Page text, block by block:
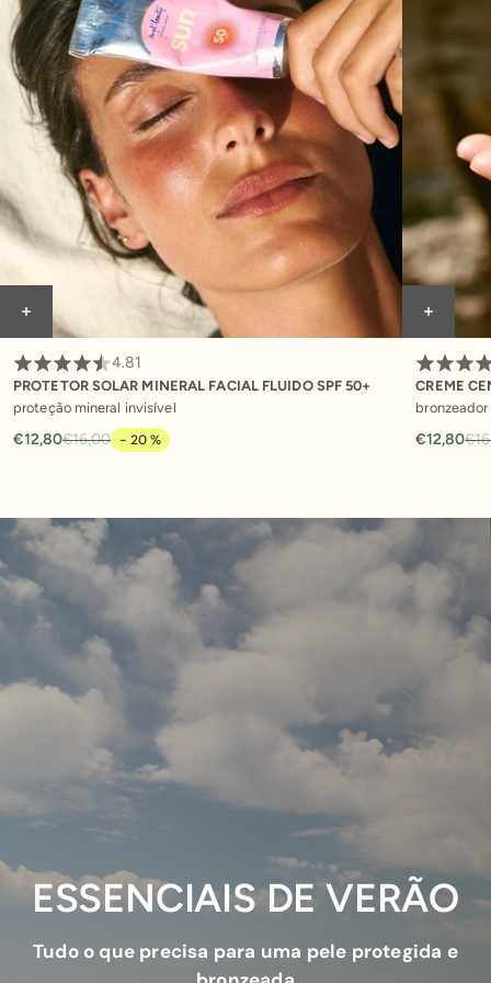
4.81
PROTETOR SOLAR MINERAL FACIAL FLUIDO SPF 50+
proteção mineral invisível
€12,80€16,00 - 20 %
CREME
€12,80
ESSENCIAIS DE VERÃO
Tudo o que precisa para uma pele protegida e